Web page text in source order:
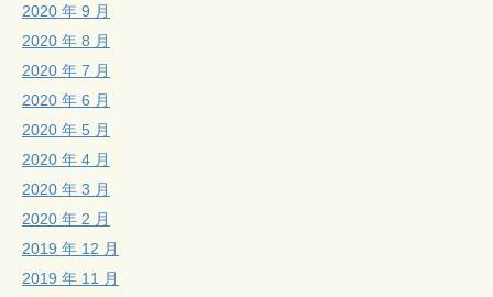
2020 年 9 月
2020 年 8 月
2020 年 7 月
2020 年 6 月
2020 年 5 月
2020 年 4 月
2020 年 3 月
2020 年 2 月
2019 年 12 月
2019 年 11 月